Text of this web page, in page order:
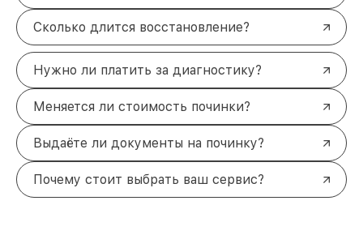
Сколько длится восстановление?
Нужно ли платить за диагностику?
Меняется ли стоимость починки?
Выдаёте ли документы на починку?
Почему стоит выбрать ваш сервис?